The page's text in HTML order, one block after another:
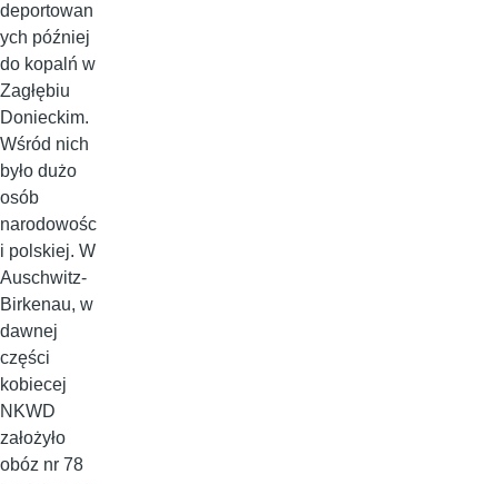
deportowan
ych później
do kopalń w
Zagłębiu
Donieckim.
Wśród nich
było dużo
osób
narodowośc
i polskiej. W
Auschwitz-
Birkenau, w
dawnej
części
kobiecej
NKWD
założyło
obóz nr 78